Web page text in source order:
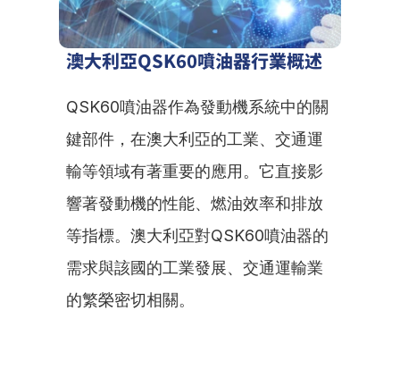
澳大利亞QSK60噴油器行業概述
QSK60噴油器作為發動機系統中的關
鍵部件，在澳大利亞的工業、交通運
輸等領域有著重要的應用。它直接影
響著發動機的性能、燃油效率和排放
等指標。澳大利亞對QSK60噴油器的
需求與該國的工業發展、交通運輸業
的繁榮密切相關。